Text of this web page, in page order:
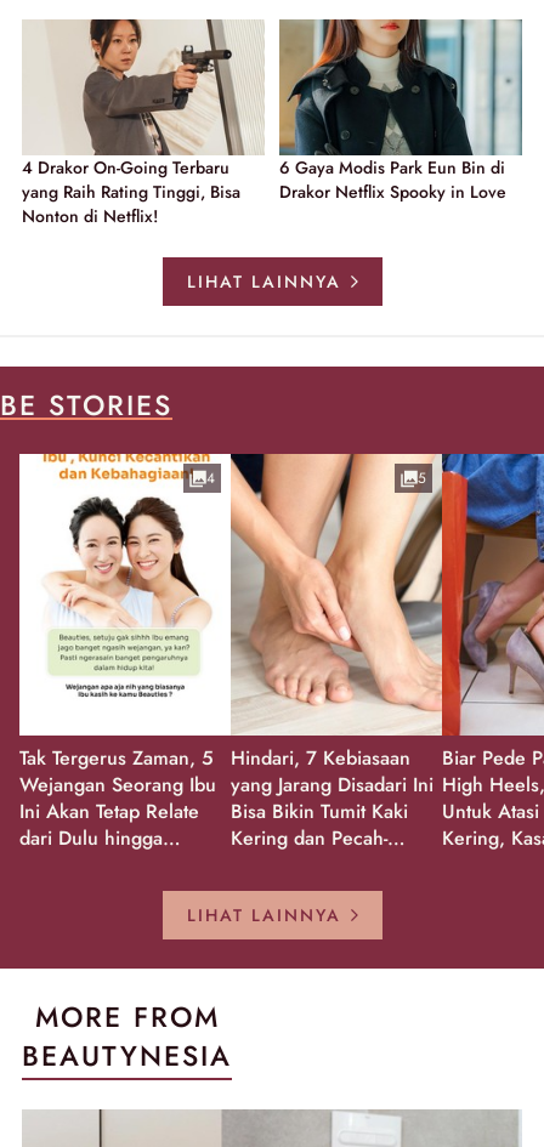
4 Drakor On-Going Terbaru
yang Raih Rating Tinggi, Bisa
Nonton di Netflix!
6 Gaya Modis Park Eun Bin di
Drakor Netflix Spooky in Love
LIHAT LAINNYA
BE STORIES
Tak Tergerus Zaman, 5
Wejangan Seorang Ibu
Ini Akan Tetap Relate
dari Dulu hingga
4
Hindari, 7 Kebiasaan
yang Jarang Disadari Ini
Bisa Bikin Tumit Kaki
Kering dan Pecah-
5
Biar Pede
High
Untuk
Kering,
LIHAT LAINNYA
MORE FROM
BEAUTYNESIA